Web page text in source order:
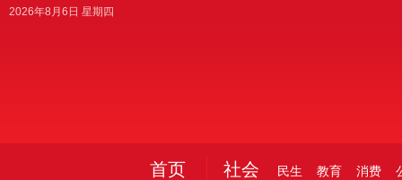
2026年8月6日 星期四
首页 社会 民生 教育 消费